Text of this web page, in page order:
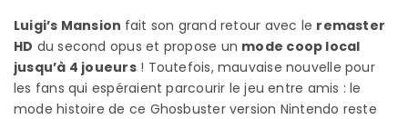
Luigi’s Mansion fait son grand retour avec le remaster
HD du second opus et propose un mode coop local
jusqu’à 4 joueurs! Toutefois, mauvaise nouvelle pour
les fans qui espéraient parcourir le jeu entre amis : le
mode histoire de ce Ghosbuster version Nintendo reste